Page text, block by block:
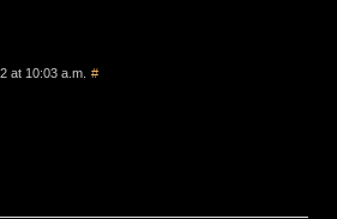
at 10:03 a.m. #